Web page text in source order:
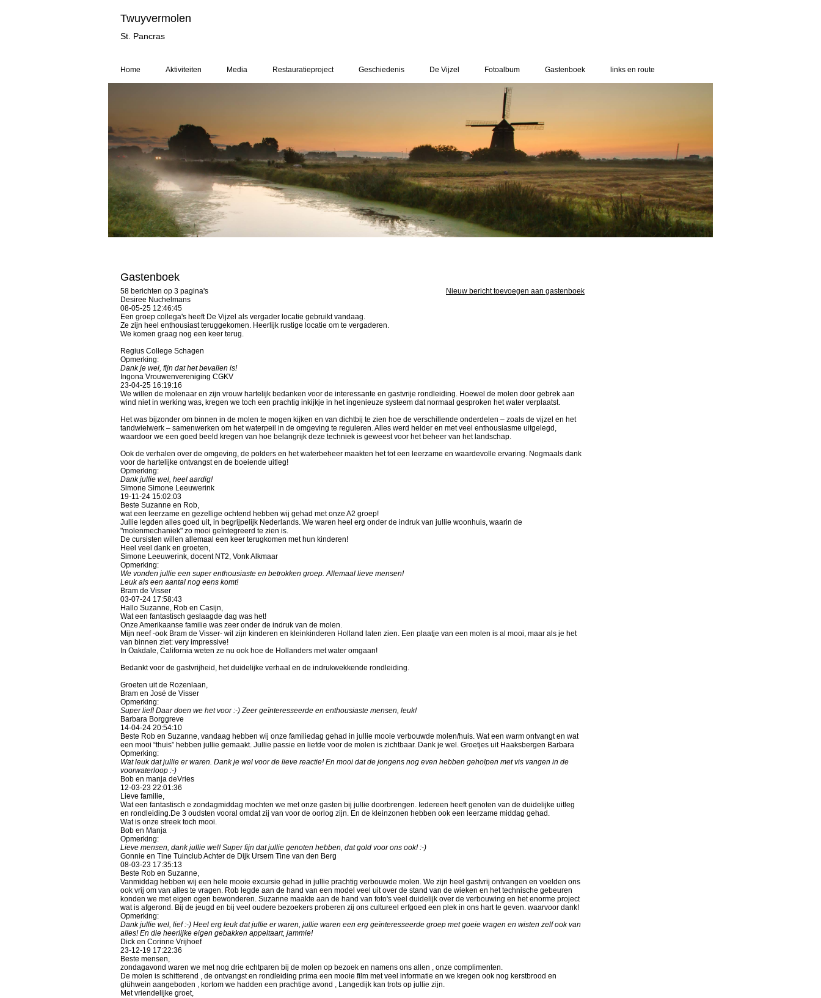
Twuyvermolen
St. Pancras
Home Aktiviteiten Media Restauratieproject Geschiedenis De Vijzel Fotoalbum Gastenboek links en route
Gastenboek
58 berichten op 3 pagina's
Nieuw bericht toevoegen aan gastenboek
Desiree Nuchelmans
08-05-25 12:46:45
Een groep collega's heeft De Vijzel als vergader locatie gebruikt vandaag.
Ze zijn heel enthousiast teruggekomen. Heerlijk rustige locatie om te vergaderen.
We komen graag nog een keer terug.
Regius College Schagen
Opmerking:
Dank je wel, fijn dat het bevallen is!
Ingona Vrouwenvereniging CGKV
23-04-25 16:19:16
We willen de molenaar en zijn vrouw hartelijk bedanken voor de interessante en gastvrije rondleiding. Hoewel de molen door gebrek aan
wind niet in werking was, kregen we toch een prachtig inkijkje in het ingenieuze systeem dat normaal gesproken het water verplaatst.
Het was bijzonder om binnen in de molen te mogen kijken en van dichtbij te zien hoe de verschillende onderdelen – zoals de vijzel en het
tandwielwerk – samenwerken om het waterpeil in de omgeving te reguleren. Alles werd helder en met veel enthousiasme uitgelegd,
waardoor we een goed beeld kregen van hoe belangrijk deze techniek is geweest voor het beheer van het landschap.
Ook de verhalen over de omgeving, de polders en het waterbeheer maakten het tot een leerzame en waardevolle ervaring. Nogmaals dank
voor de hartelijke ontvangst en de boeiende uitleg!
Opmerking:
Dank jullie wel, heel aardig!
Simone Simone Leeuwerink
19-11-24 15:02:03
Beste Suzanne en Rob,
wat een leerzame en gezellige ochtend hebben wij gehad met onze A2 groep!
Jullie legden alles goed uit, in begrijpelijk Nederlands. We waren heel erg onder de indruk van jullie woonhuis, waarin de
"molenmechaniek" zo mooi geïntegreerd te zien is.
De cursisten willen allemaal een keer terugkomen met hun kinderen!
Heel veel dank en groeten,
Simone Leeuwerink, docent NT2, Vonk Alkmaar
Opmerking:
We vonden jullie een super enthousiaste en betrokken groep. Allemaal lieve mensen!
Leuk als een aantal nog eens komt!
Bram de Visser
03-07-24 17:58:43
Hallo Suzanne, Rob en Casijn,
Wat een fantastisch geslaagde dag was het!
Onze Amerikaanse familie was zeer onder de indruk van de molen.
Mijn neef -ook Bram de Visser- wil zijn kinderen en kleinkinderen Holland laten zien. Een plaatje van een molen is al mooi, maar als je het
van binnen ziet: very impressive!
In Oakdale, California weten ze nu ook hoe de Hollanders met water omgaan!
Bedankt voor de gastvrijheid, het duidelijke verhaal en de indrukwekkende rondleiding.
Groeten uit de Rozenlaan,
Bram en José de Visser
Opmerking:
Super lief! Daar doen we het voor :-) Zeer geïnteresseerde en enthousiaste mensen, leuk!
Barbara Borggreve
14-04-24 20:54:10
Beste Rob en Suzanne, vandaag hebben wij onze familiedag gehad in jullie mooie verbouwde molen/huis. Wat een warm ontvangt en wat
een mooi “thuis” hebben jullie gemaakt. Jullie passie en liefde voor de molen is zichtbaar. Dank je wel. Groetjes uit Haaksbergen Barbara
Opmerking:
Wat leuk dat jullie er waren. Dank je wel voor de lieve reactie! En mooi dat de jongens nog even hebben geholpen met vis vangen in de
voorwaterloop :-)
Bob en manja deVries
12-03-23 22:01:36
Lieve familie,
Wat een fantastisch e zondagmiddag mochten we met onze gasten bij jullie doorbrengen. Iedereen heeft genoten van de duidelijke uitleg
en rondleiding.De 3 oudsten vooral omdat zij van voor de oorlog zijn. En de kleinzonen hebben ook een leerzame middag gehad.
Wat is onze streek toch mooi.
Bob en Manja
Opmerking:
Lieve mensen, dank jullie wel! Super fijn dat jullie genoten hebben, dat gold voor ons ook! :-)
Gonnie en Tine Tuinclub Achter de Dijk Ursem Tine van den Berg
08-03-23 17:35:13
Beste Rob en Suzanne,
Vanmiddag hebben wij een hele mooie excursie gehad in jullie prachtig verbouwde molen. We zijn heel gastvrij ontvangen en voelden ons
ook vrij om van alles te vragen. Rob legde aan de hand van een model veel uit over de stand van de wieken en het technische gebeuren
konden we met eigen ogen bewonderen. Suzanne maakte aan de hand van foto's veel duidelijk over de verbouwing en het enorme project
wat is afgerond. Bij de jeugd en bij veel oudere bezoekers proberen zij ons cultureel erfgoed een plek in ons hart te geven. waarvoor dank!
Opmerking:
Dank jullie wel, lief :-) Heel erg leuk dat jullie er waren, jullie waren een erg geïnteresseerde groep met goeie vragen en wisten zelf ook van
alles! En die heerlijke eigen gebakken appeltaart, jammie!
Dick en Corinne Vrijhoef
23-12-19 17:22:36
Beste mensen,
zondagavond waren we met nog drie echtparen bij de molen op bezoek en namens ons allen , onze complimenten.
De molen is schitterend , de ontvangst en rondleiding prima een mooie film met veel informatie en we kregen ook nog kerstbrood en
glühwein aangeboden , kortom we hadden een prachtige avond , Langedijk kan trots op jullie zijn.
Met vriendelijke groet,